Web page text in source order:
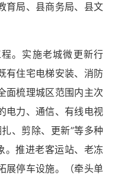
育局、县商务局、县文
。实施老城微更新行
有住宅电梯安装、消防
面梳理城区范围内主次
电力、通信、有线电视
、剪除、更新”等多种
。推进老客运站、老冻
展停车设施。（牵头单